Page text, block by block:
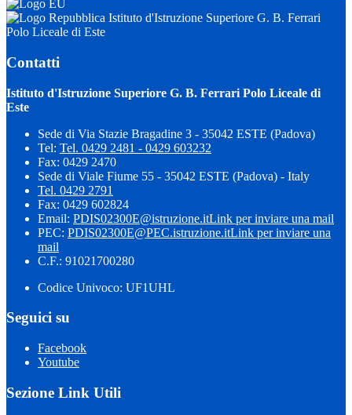
Istituto d'Istruzione Superiore G. B. Ferrari
Polo Liceale di Este
Contatti
Istituto d'Istruzione Superiore G. B. Ferrari Polo Liceale di
Este
Sede di Via Stazie Bragadine 3 - 35042 ESTE (Padova)
Tel: Tel. 0429 2481 - 0429 603232
Fax: 0429 2470
Sede di Viale Fiume 55 - 35042 ESTE (Padova) - Italy
Tel. 0429 2791
Fax: 0429 602824
Email: PDIS02300E@istruzione.itLink per inviare una mail
PEC: PDIS02300E@PEC.istruzione.itLink per inviare una
mail
C.F.: 91021700280
Codice Univoco: UF1UHL
Seguici su
Facebook
Youtube
Sezione Link Utili